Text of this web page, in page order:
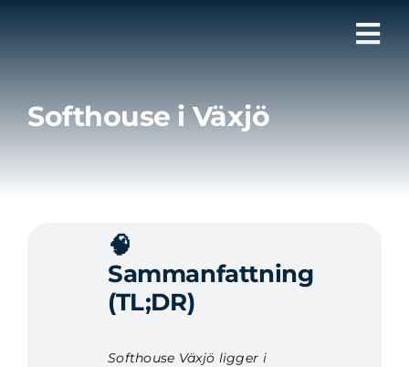
Softhouse i Växjö
🧠
Sammanfattning
(TL;DR)
Softhouse Växjö ligger i